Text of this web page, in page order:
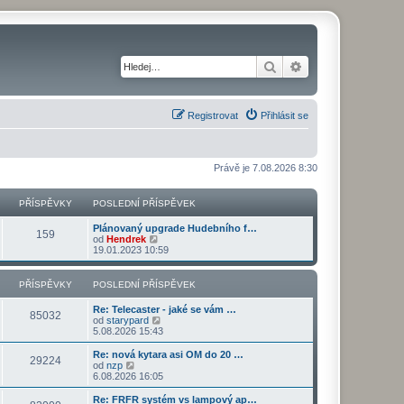
Hledat
Přihlásit se
Registrovat
Právě je 7.08.2026 8:30
PŘÍSPĚVKY POSLEDNÍ PŘÍSPĚVEK
159
Plánovaný upgrade Hudebního f…
od Hendrek
o
b
r
a
p
o
s
l
d
n
í
19.01.2023 10:59
PŘÍSPĚVKY POSLEDNÍ PŘÍSPĚVEK
85032
Re: Telecaster - jaké se vám …
od starypard
o
b
r
z
t
5.08.2026 15:43
29224
Re: nová kytara asi OM do 20 …
od nzp
o
b
r
6.08.2026 16:05
Re: FRFR systém vs lampový ap…